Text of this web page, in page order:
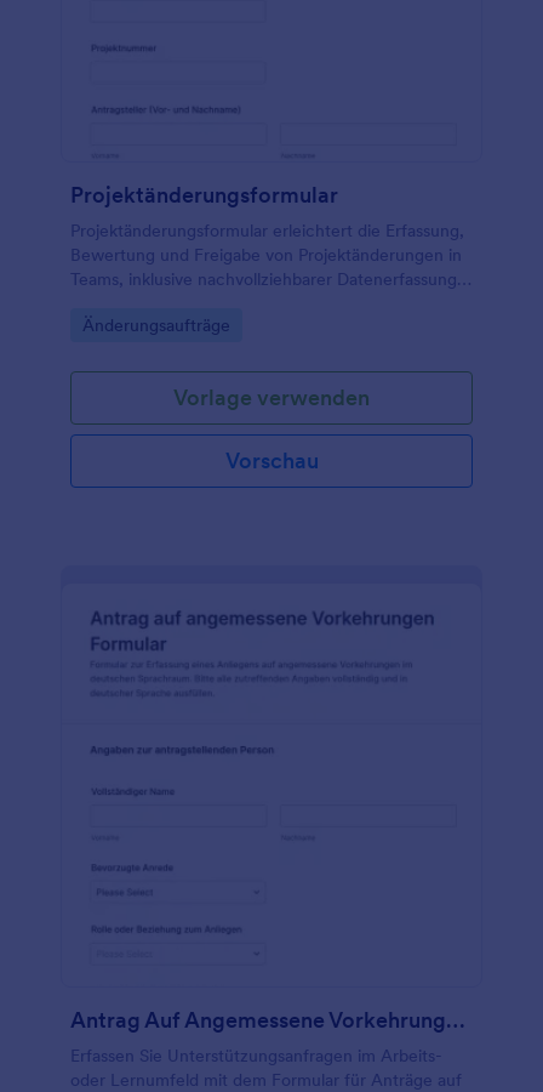
Projektänderungsformular
Projektänderungsformular erleichtert die Erfassung,
Bewertung und Freigabe von Projektänderungen in
Teams, inklusive nachvollziehbarer Datenerfassung
mit Jotform.
Go to Category:
Änderungsaufträge
Vorlage verwenden
Vorschau
Antrag Auf Angemessene Vorkehrungen Formular
Erfassen Sie Unterstützungsanfragen im Arbeits-
oder Lernumfeld mit dem Formular für Anträge auf